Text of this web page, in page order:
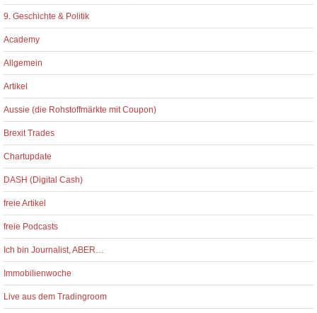
9. Geschichte & Politik
Academy
Allgemein
Artikel
Aussie (die Rohstoffmärkte mit Coupon)
Brexit Trades
Chartupdate
DASH (Digital Cash)
freie Artikel
freie Podcasts
Ich bin Journalist, ABER…
Immobilienwoche
Live aus dem Tradingroom